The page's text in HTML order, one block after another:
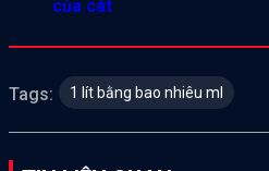
của cát
Tags: 1 lít bằng bao nhiêu ml